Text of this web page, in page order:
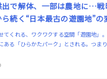
出で解体、一部は農地に…
続く“日本最古の遊園地”の
てくれる、ワクワクする空間「遊園地」
ある「ひらかたパーク」とされる。つま